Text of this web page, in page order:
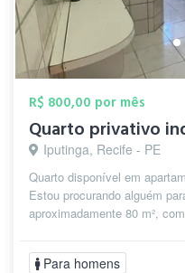
R$ 800,00 por mês
Quarto privativo
Iputinga, Recife - PE
Quarto disponível em
Estou procurando alguém
aproximadamente 80 m²,
Para homens